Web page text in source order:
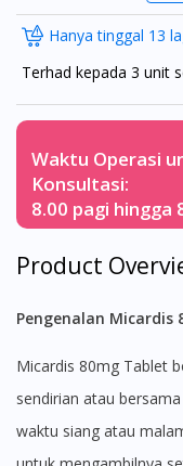
Hanya tinggal 13
Terhad kepada 3 unit
Waktu Operasi
Konsultasi:
8.00 pagi hingga
Product
Pengenalan Micardis
Micardis 80mg Tablet boleh digunakan sama ada secara
sendirian atau
waktu siang atau